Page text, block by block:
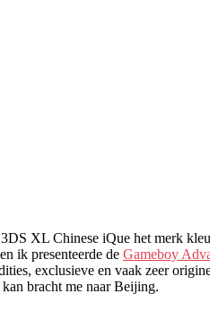
XL Chinese iQue het merk
ik presenteerde de Gameboy
exclusieve en vaak zeer
bracht me naar Beijing.